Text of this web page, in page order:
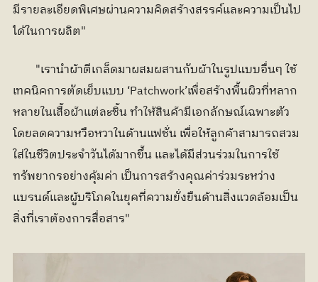
มีรายละเอียดพิเศษผ่านความคิดสร้างสรรค์และความเป็นไป
ได้ในการผลิต"
เทคนิคการตัดเย็บแบบ ‘Patchwork’เพื่อสร้างพื้นผิวที่หลาก
หลายในเสื้อผ้าแต่ละชิ้น ทำให้สินค้ามีเอกลักษณ์เฉพาะตัว
โดยลดความหวือหวาในด้านแฟชั่น เพื่อให้ลูกค้าสามารถสวม
ใส่ในชีวิตประจำวันได้มากขึ้น และได้มีส่วนร่วมในการใช้
ทรัพยากรอย่างคุ้มค่า เป็นการสร้างคุณค่าร่วมระหว่าง
แบรนด์และผู้บริโภคในยุคที่ความยั่งยืนด้านสิ่งแวดล้อมเป็น
สิ่งที่เราต้องการสื่อสาร"